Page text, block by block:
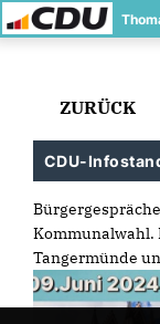
ZURÜCK
CDU-
Kommunalwahl.
Tangermünde